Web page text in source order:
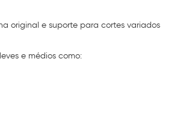
original e suporte para cortes variados
e médios como: